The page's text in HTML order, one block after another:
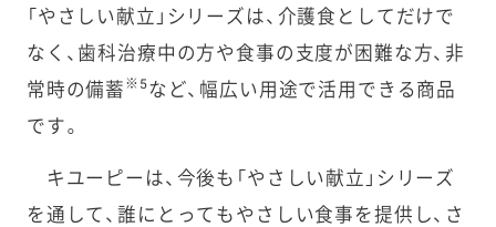
「やさしい献立」シリーズは、介護食としてだけで
なく、歯科治療中の方や食事の支度が困難な方、非
常時の備蓄 ※5など、幅広い用途で活用できる商品
です。
キユーピーは、今後も「やさしい献立」シリーズ
を通して、誰にとってもやさしい食事を提供し、さ